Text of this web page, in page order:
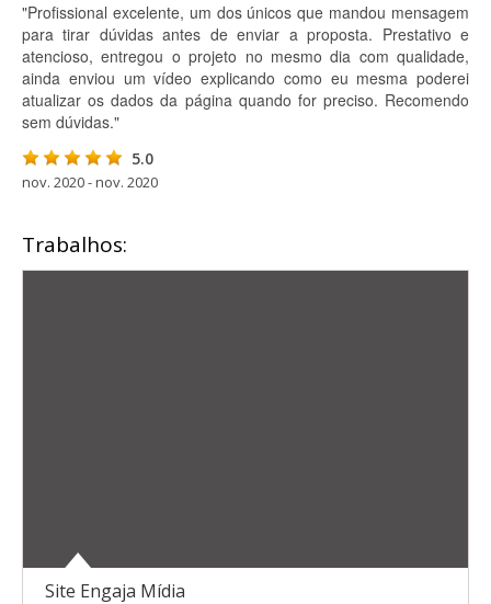
"Profissional excelente, um dos únicos que mandou mensagem
para tirar dúvidas antes de enviar a proposta. Prestativo e
atencioso, entregou o projeto no mesmo dia com qualidade,
ainda enviou um vídeo explicando como eu mesma poderei
atualizar os dados da página quando for preciso. Recomendo
sem dúvidas."
5.0
nov. 2020 - nov. 2020
Trabalhos:
Site Engaja Mídia